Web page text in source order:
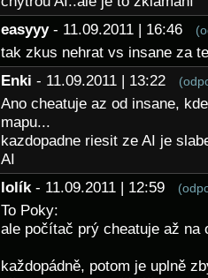
easyyy - 11.09.2011 | 16:46
tak zkus nehrat vs insane za
Enki - 11.09.2011 | 13:22
Ano cheatuje az od insane,
mapu...
kazdopadne riesit ze AI je
AI
lolík - 11.09.2011 | 12:59
To Poky:
ale počítač prý cheatuje až na
každopádně, potom je uplně